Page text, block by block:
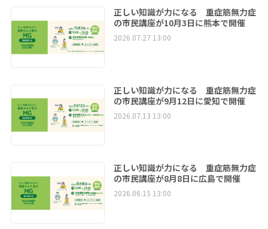
正しい知識が力になる 重症筋無力症
の市民講座が10月3日に熊本で開催
2026.07.27 13:00
正しい知識が力になる 重症筋無力症
の市民講座が9月12日に愛知で開催
2026.07.13 13:00
正しい知識が力になる 重症筋無力症
の市民講座が8月8日に広島で開催
2026.06.15 13:00